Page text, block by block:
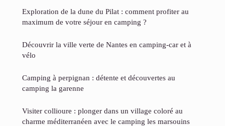
Exploration de la dune du Pilat : comment profiter au
maximum de votre séjour en camping ?
Découvrir la ville verte de Nantes en camping-car et à
vélo
Camping à perpignan : détente et découvertes au
camping la garenne
Visiter collioure : plonger dans un village coloré au
charme méditerranéen avec le camping les marsouins